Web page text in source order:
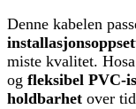
Denne kabelen
miste kvalitet.
og fleksibel PVC-
holdbarhet over